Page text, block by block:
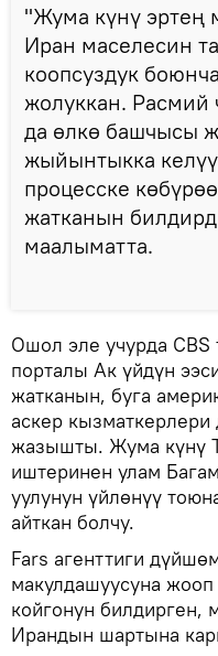
"Жума күнү эртең
Иран маселесин
коопсуздук
жолуккан. Расмий
да өлкө башчысы
жыйынтыкка
процесске
жатканын
маалыматта.
Ошол эле учурда
порталы Ак үйдүн
жатканын, буга
аскер
жазышты. Жума күнү
иштеринен улам
уулунун үйлөнүү
айткан болчу.
Fars агенттиги
макулдашуусуна
койгонун билдирген,
Ирандын шартына